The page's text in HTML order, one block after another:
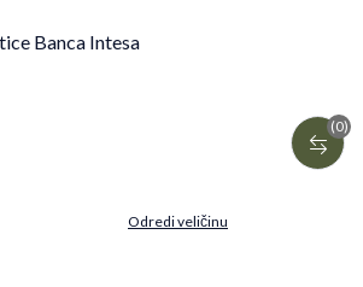
(0)
Banca Intesa
Odredi veličinu